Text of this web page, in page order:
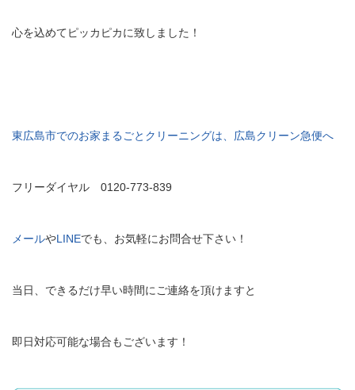
心を込めてピッカピカに致しました！
東広島市でのお家まるごとクリーニングは、広島クリーン急便へ
フリーダイヤル 0120-773-839
メールやLINEでも、お気軽にお問合せ下さい！
当日、できるだけ早い時間にご連絡を頂けますと
即日対応可能な場合もございます！